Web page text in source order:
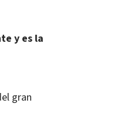
y es la
gran